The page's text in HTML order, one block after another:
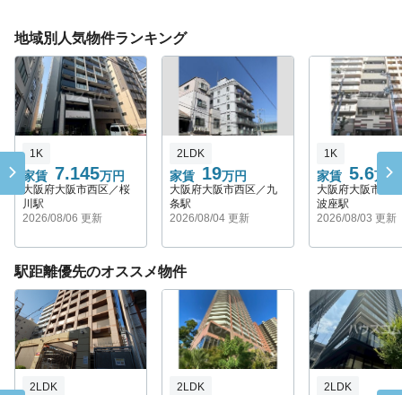
地域別人気物件ランキング
家賃 7.145万円
1K
大阪府大阪市西区／桜
川駅
2026/08/06 更新
家賃 19万円
2LDK
大阪府大阪市西区／九
条駅
2026/08/04 更新
家賃 5.6万円
1K
大阪府大阪市西
波座駅
2026/08/03 更新
駅距離優先のオススメ物件
2LDK 2LDK 2LDK